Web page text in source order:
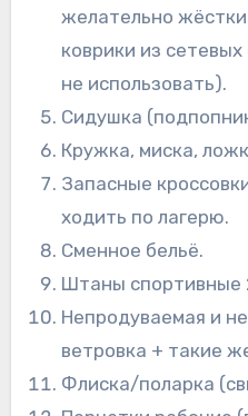
желательно
коврики из
не использовать).
Сидушка
Кружка, миска,
Запасные
ходить по лагерю.
Сменное бельё.
Штаны спортивные
Непродуваемая и
ветровка + такие
Флиска/поларка